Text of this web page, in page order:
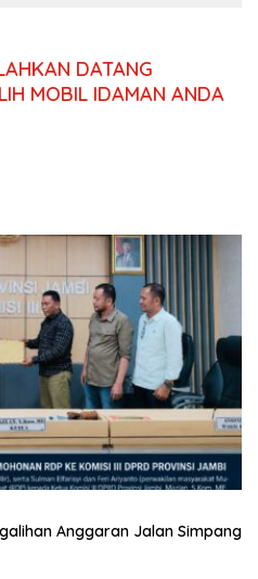
DATANG
MOBIL IDAMAN ANDA
Anggaran Jalan Simpang